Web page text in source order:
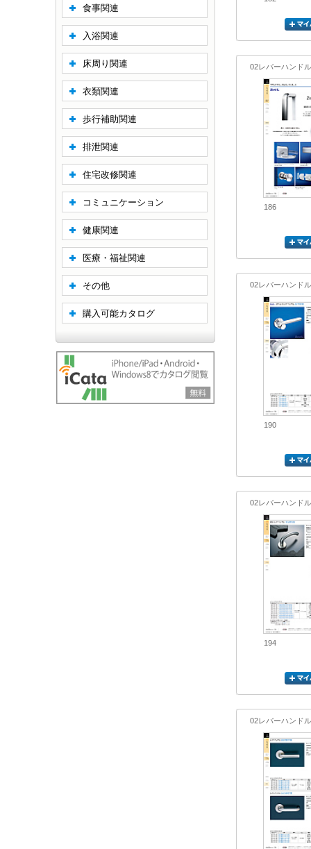
02レバーハンドル
186
02レバーハンドル
190
02レバーハンドル
194
02レバーハンドル
食事関連
入浴関連
床周り関連
衣類関連
歩行補助関連
排泄関連
住宅改修関連
コミュニケーション
健康関連
医療・福祉関連
その他
購入可能カタログ